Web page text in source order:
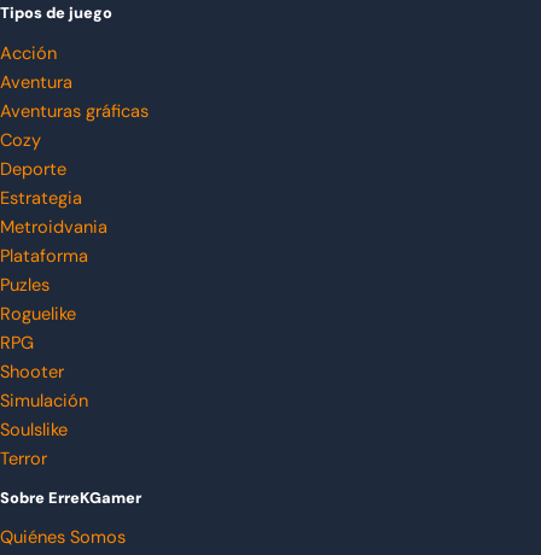
Tipos de juego
Acción
Aventura
Aventuras gráficas
Cozy
Deporte
Estrategia
Metroidvania
Plataforma
Puzles
Roguelike
RPG
Shooter
Simulación
Soulslike
Terror
Sobre ErreKGamer
Quiénes Somos